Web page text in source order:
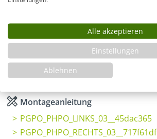
Infos
Planungshilfe
3 Jahre Garantie & Ersatzteilservice
Montageanleitung
PGPO_PHPO_LINKS_03__45dac365
PGPO_PHPO_RECHTS_03__717f61df
Alle akzeptieren
Einstellungen
Ablehnen